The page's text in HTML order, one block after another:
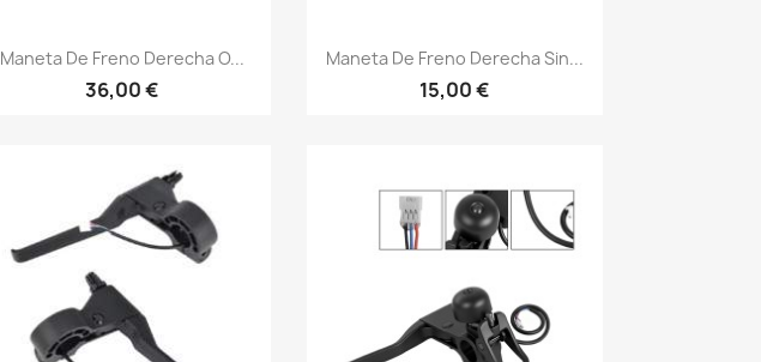
Vista rápida
Maneta De Freno Derecha O...
36,00 €
Vista rápida
Maneta De Freno Derecha Sin...
15,00 €